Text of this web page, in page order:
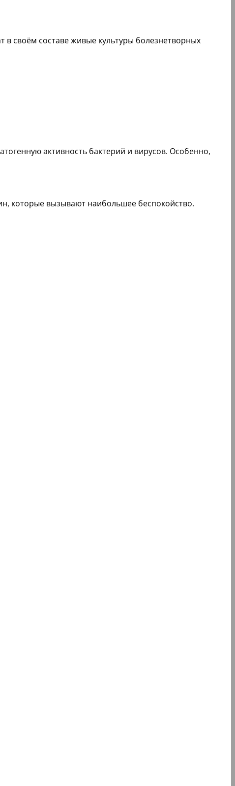
в своём составе живые культуры болезнетворных
активность бактерий и вирусов. Особенно,
которые вызывают наибольшее беспокойство.